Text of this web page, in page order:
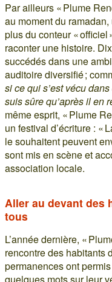
Par ailleurs « Plume
au moment du
plus du conteur «
raconter une histoire.
succédés dans une
auditoire diversifié ;
si ce qui s’est vécu
suis sûre qu’après il en
même esprit, « Plume
un festival d’écriture : «
le souhaitent peuvent
sont mis en scène et
association locale.
Aller au devant des
tous
L’année dernière, «
rencontre des habitants
permanences ont